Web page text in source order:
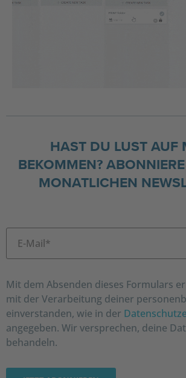
HAST DU LUST AUF
BEKOMMEN?
MONATLICHEN
Mit dem Absenden dieses Formulars
mit der Verarbeitung deiner
einverstanden, wie in der
angegeben. Wir versprechen, deine
behandeln.